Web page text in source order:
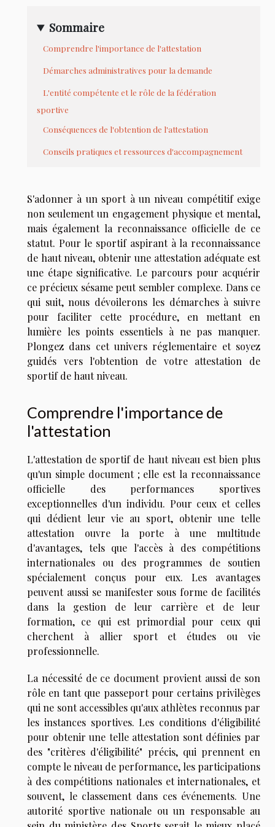
Sommaire
Comprendre l'importance de l'attestation
Démarches administratives pour la demande
L'entité compétente et le rôle de la fédération
sportive
Conséquences de l'obtention de l'attestation
Conseils pratiques et ressources d'accompagnement
S'adonner à un sport à un niveau compétitif exige
non seulement un engagement physique et mental,
mais également la reconnaissance officielle de ce
statut. Pour le sportif aspirant à la reconnaissance
de haut niveau, obtenir une attestation adéquate est
une étape significative. Le parcours pour acquérir
ce précieux sésame peut sembler complexe. Dans ce
qui suit, nous dévoilerons les démarches à suivre
pour faciliter cette procédure, en mettant en
lumière les points essentiels à ne pas manquer.
Plongez dans cet univers réglementaire et soyez
guidés vers l'obtention de votre attestation de
sportif de haut niveau.
Comprendre l'importance de
l'attestation
L'attestation de sportif de haut niveau est bien plus
qu'un simple document ; elle est la reconnaissance
officielle des performances sportives
exceptionnelles d'un individu. Pour ceux et celles
qui dédient leur vie au sport, obtenir une telle
attestation ouvre la porte à une multitude
d'avantages, tels que l'accès à des compétitions
internationales ou des programmes de soutien
spécialement conçus pour eux. Les avantages
peuvent aussi se manifester sous forme de facilités
dans la gestion de leur carrière et de leur
formation, ce qui est primordial pour ceux qui
cherchent à allier sport et études ou vie
professionnelle.
La nécessité de ce document provient aussi de son
rôle en tant que passeport pour certains privilèges
qui ne sont accessibles qu'aux athlètes reconnus par
les instances sportives. Les conditions d'éligibilité
pour obtenir une telle attestation sont définies par
des "critères d'éligibilité" précis, qui prennent en
compte le niveau de performance, les participations
à des compétitions nationales et internationales, et
souvent, le classement dans ces événements. Une
autorité sportive nationale ou un responsable au